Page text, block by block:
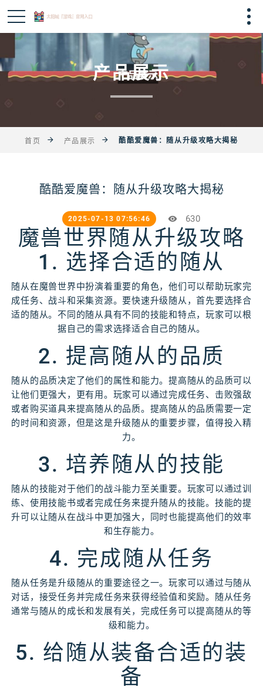
产品展示
首页 产品展示 酷酷爱魔兽：随从升级攻略大揭秘
酷酷爱魔兽：随从升级攻略大揭秘
2025-07-13 07:56:46 630
魔兽世界随从升级攻略
1. 选择合适的随从
随从在魔兽世界中扮演着重要的角色，他们可以帮助玩家完
成任务、战斗和采集资源。要快速升级随从，首先要选择合
适的随从。不同的随从具有不同的技能和特点，玩家可以根
据自己的需求选择适合自己的随从。
2. 提高随从的品质
随从的品质决定了他们的属性和能力。提高随从的品质可以
让他们更强大，更有用。玩家可以通过完成任务、击败强敌
或者购买道具来提高随从的品质。提高随从的品质需要一定
的时间和资源，但是这是升级随从的重要步骤，值得投入精
力。
3. 培养随从的技能
随从的技能对于他们的战斗能力至关重要。玩家可以通过训
练、使用技能书或者完成任务来提升随从的技能。技能的提
升可以让随从在战斗中更加强大，同时也能提高他们的效率
和生存能力。
4. 完成随从任务
随从任务是升级随从的重要途径之一。玩家可以通过与随从
对话，接受任务并完成任务来获得经验值和奖励。随从任务
通常与随从的成长和发展有关，完成任务可以提高随从的等
级和能力。
5. 给随从装备合适的装
备